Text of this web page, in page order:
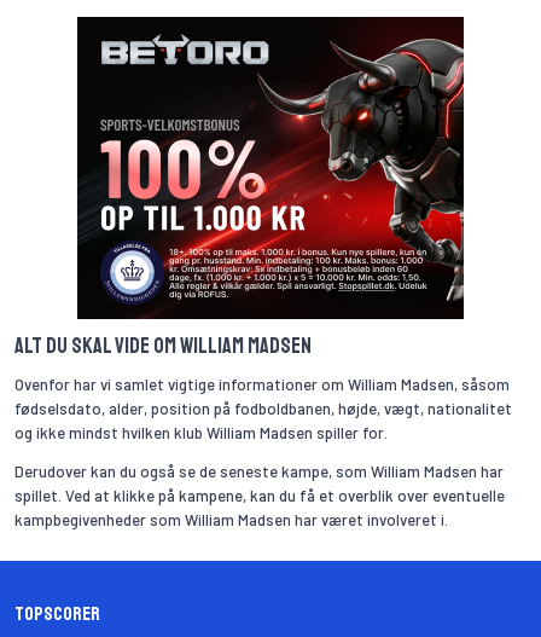
Alt du skal vide om William Madsen
Ovenfor har vi samlet vigtige informationer om William Madsen, såsom
fødselsdato, alder, position på fodboldbanen, højde, vægt, nationalitet
og ikke mindst hvilken klub William Madsen spiller for.
Derudover kan du også se de seneste kampe, som William Madsen har
spillet. Ved at klikke på kampene, kan du få et overblik over eventuelle
kampbegivenheder som William Madsen har været involveret i.
Topscorer